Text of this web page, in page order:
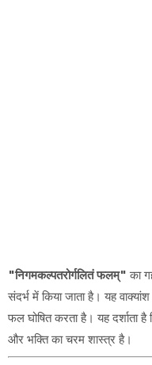
"निगमकल्पतरोर्गलितं फलम्" का
संदर्भ में किया जाता है। यह
फल घोषित करता है। यह दर्शाता है
और भक्ति का चरम शास्त्र है।